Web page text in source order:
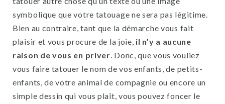
symbolique que votre tatouage ne sera pas légitime.
Bien au contraire, tant que la démarche vous fait
plaisir et vous procure de la joie, il n’y a aucune
raison de vous en priver. Donc, que vous vouliez
vous faire tatouer le nom de vos enfants, de petits-
enfants, de votre animal de compagnie ou encore un
simple dessin qui vous plaît, vous pouvez foncer le